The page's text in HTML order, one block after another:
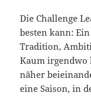
Die Challenge
besten kann:
Tradition,
Kaum
näher
eine Saison, in